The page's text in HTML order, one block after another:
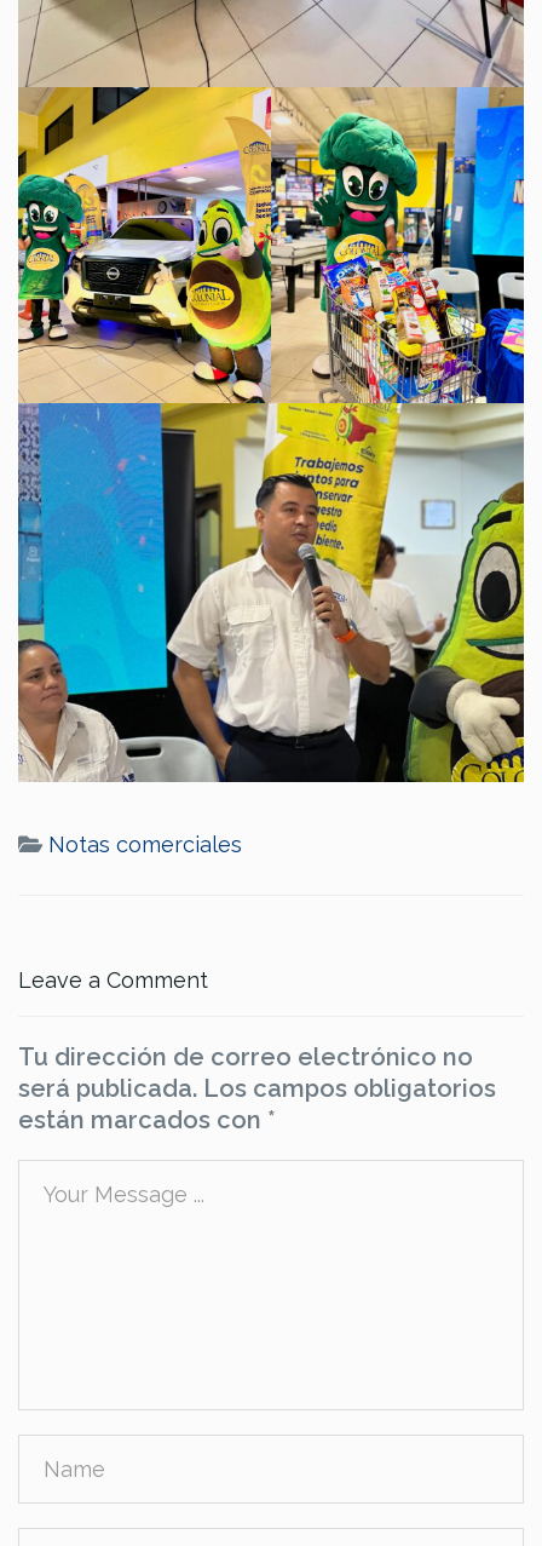
Notas comerciales
Leave a Comment
Tu dirección de correo electrónico no
será publicada. Los campos obligatorios
están marcados con *